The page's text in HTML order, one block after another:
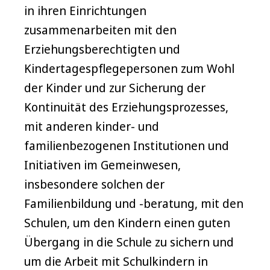
in ihren Einrichtungen
zusammenarbeiten mit den
Erziehungsberechtigten und
Kindertagespflegepersonen zum Wohl
der Kinder und zur Sicherung der
Kontinuität des Erziehungsprozesses,
mit anderen kinder- und
familienbezogenen Institutionen und
Initiativen im Gemeinwesen,
insbesondere solchen der
Familienbildung und -beratung, mit den
Schulen, um den Kindern einen guten
Übergang in die Schule zu sichern und
um die Arbeit mit Schulkindern in